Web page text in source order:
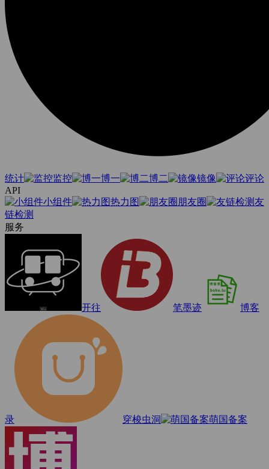
统计 监控 博一 博二 镜像
评论
API
小组件
热力图 朋友圈
友
链检测
服务
开往 笔墨迹 博客
录 穿梭虫洞 萌国备案